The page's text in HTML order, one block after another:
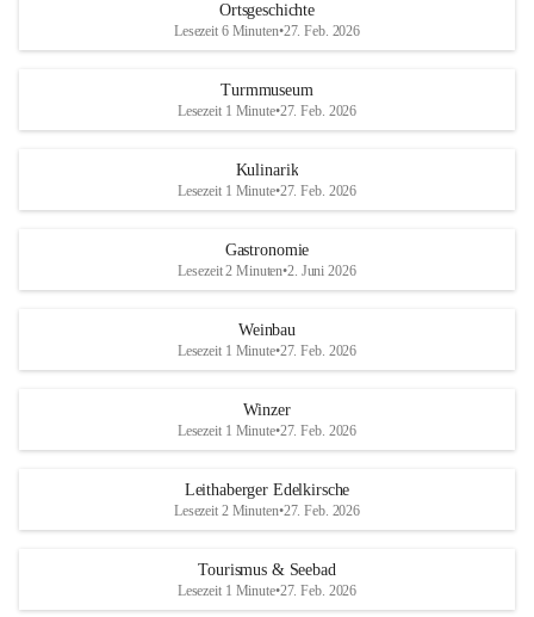
Ortsgeschichte
Lesezeit 6 Minuten•27. Feb. 2026
Turmmuseum
Lesezeit 1 Minute•27. Feb. 2026
Kulinarik
Lesezeit 1 Minute•27. Feb. 2026
Gastronomie
Lesezeit 2 Minuten•2. Juni 2026
Weinbau
Lesezeit 1 Minute•27. Feb. 2026
Winzer
Lesezeit 1 Minute•27. Feb. 2026
Leithaberger Edelkirsche
Lesezeit 2 Minuten•27. Feb. 2026
Tourismus & Seebad
Lesezeit 1 Minute•27. Feb. 2026